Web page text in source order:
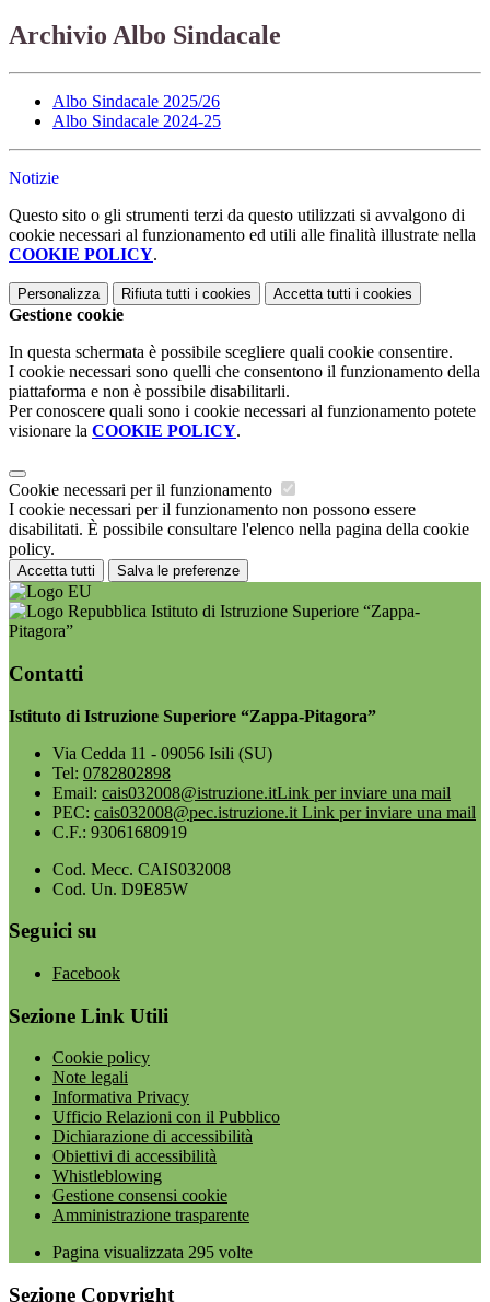
Archivio Albo Sindacale
Albo Sindacale 2025/26
Albo Sindacale 2024-25
Notizie
Questo sito o gli strumenti terzi da questo utilizzati si avvalgono di
cookie necessari al funzionamento ed utili alle finalità illustrate nella
COOKIE POLICY.
Personalizza Rifiuta tutti i cookies Accetta tutti i cookies
Gestione cookie
In questa schermata è possibile scegliere quali cookie consentire.
I cookie necessari sono quelli che consentono il funzionamento della
piattaforma e non è possibile disabilitarli.
Per conoscere quali sono i cookie necessari al funzionamento potete
visionare la COOKIE POLICY.
Cookie necessari per il funzionamento
I cookie necessari per il funzionamento non possono essere
disabilitati. È possibile consultare l'elenco nella pagina della cookie
policy.
Accetta tutti Salva le preferenze
Istituto di Istruzione Superiore “Zappa-
Pitagora”
Contatti
Istituto di Istruzione Superiore “Zappa-Pitagora”
Via Cedda 11 - 09056 Isili (SU)
Tel: 0782802898
Email: cais032008@istruzione.itLink per inviare una mail
PEC: cais032008@pec.istruzione.it Link per inviare una mail
C.F.: 93061680919
Cod. Mecc. CAIS032008
Cod. Un. D9E85W
Seguici su
Facebook
Sezione Link Utili
Cookie policy
Note legali
Informativa Privacy
Ufficio Relazioni con il Pubblico
Dichiarazione di accessibilità
Obiettivi di accessibilità
Whistleblowing
Gestione consensi cookie
Amministrazione trasparente
Pagina visualizzata 295 volte
Sezione Copyright